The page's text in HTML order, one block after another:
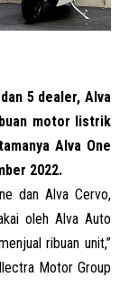
5 dealer, Alva
motor listrik
Alva One
2022.
dan Alva Cervo,
oleh Alva Auto
ribuan unit,”
Motor Group